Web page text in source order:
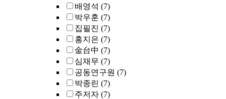
배영석 (7)
박우훈 (7)
집필진 (7)
홍지은 (7)
金台中 (7)
심재무 (7)
공동연구원 (7)
박종린 (7)
주저자 (7)